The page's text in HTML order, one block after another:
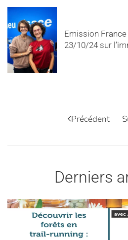
Emission
23/10/24 sur
Précédent
Derniers